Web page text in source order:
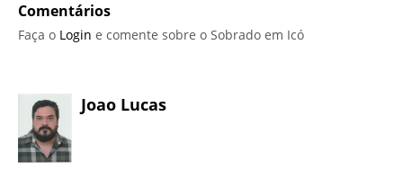
Comentários
Faça o Login e comente sobre o Sobrado em Icó
Joao Lucas